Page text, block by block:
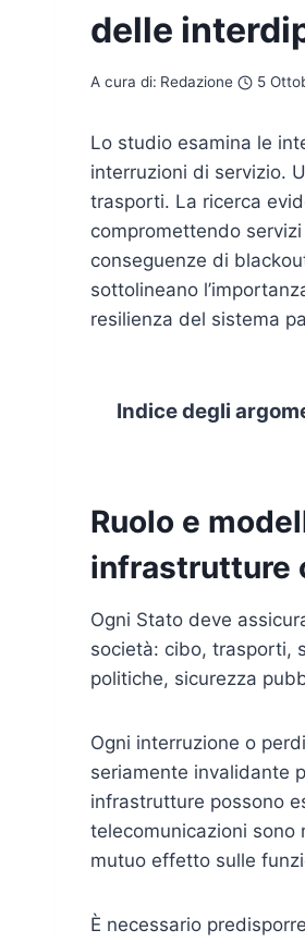
delle
A cura di: Redazione 5
Lo studio esamina le
interruzioni di servizio.
trasporti. La ricerca
compromettendo
conseguenze di
sottolineano
resilienza del sistema
Indice degli
Ruolo e
infrastrutture
Ogni Stato deve
società: cibo, trasporti,
politiche, sicurezza
Ogni interruzione o
seriamente invalidante
infrastrutture possono
telecomunicazioni
mutuo effetto sulle
È necessario